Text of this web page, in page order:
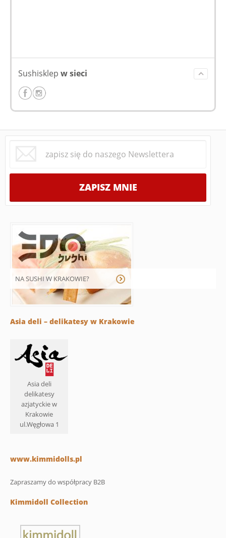
Sushisklep w sieci
NA SUSHI W KRAKOWIE?
Asia deli – delikatesy w Krakowie
Asia deli
delikatesy
azjatyckie w
Krakowie
ul.Węgłowa 1
www.kimmidolls.pl
Zapraszamy do współpracy B2B
Kimmidoll Collection